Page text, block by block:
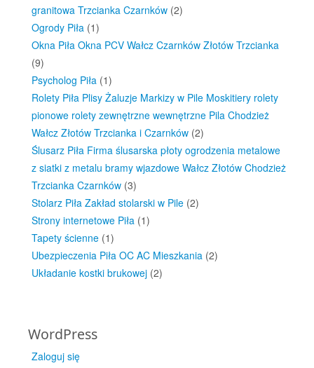
granitowa Trzcianka Czarnków (2)
Ogrody Piła (1)
Okna Piła Okna PCV Wałcz Czarnków Złotów Trzcianka
(9)
Psycholog Piła (1)
Rolety Piła Plisy Żaluzje Markizy w Pile Moskitiery rolety
pionowe rolety zewnętrzne wewnętrzne Pila Chodzież
Wałcz Złotów Trzcianka i Czarnków (2)
Ślusarz Piła Firma ślusarska płoty ogrodzenia metalowe
z siatki z metalu bramy wjazdowe Wałcz Złotów Chodzież
Trzcianka Czarnków (3)
Stolarz Piła Zakład stolarski w Pile (2)
Strony internetowe Piła (1)
Tapety ścienne (1)
Ubezpieczenia Piła OC AC Mieszkania (2)
Układanie kostki brukowej (2)
WordPress
Zaloguj się